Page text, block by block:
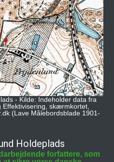
- Kilde: Indeholder data fra
Effektivisering, skærmkortet,
(Lave Målebordsblade 1901-
Holdeplads
forfattere, som